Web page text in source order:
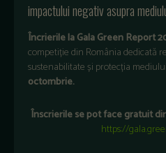
impactului negativ asupra
Încrierile la Gala Green Report
competiție din România dedicată
sustenabilitate și protecția
octombrie.
Înscrierile se pot face gratuit
https://